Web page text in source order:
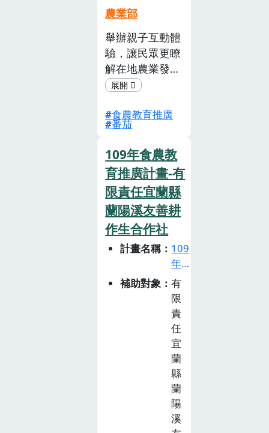
動
(已
農業部
舉辦親子互動體
驗，讓民眾更瞭
解在地農業發展
與日常飲食生活
性，並增進 民
眾對於在地農業
以及農產品的認
同與重視，強化
全民對國產農產
品的支 持，希
望推動地產 地
消促進農業永
續，並且培養正
確的消費，並落
為改善農村的生
產和生態環境，
作，從農村兒童
教育著手做起，
是 較為長久和
有效的方式，因
為飲食教育若能
從小開始學習，
可以培養學生飲
食農教育推廣
番茄
109年食農教
育推廣計畫-有
限責任宜蘭縣
蘭陽溪友善耕
作生合作社
計畫名稱
109
年
食
農
教
育
推
廣
計
畫
徵
選
活
補助對象
有
限
責
任
宜
蘭
縣
蘭
陽
溪